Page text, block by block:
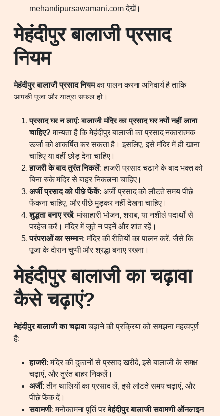
mehandipursawamani.com देखें।
मेहंदीपुर बालाजी प्रसाद
नियम
मेहंदीपुर बालाजी प्रसाद नियमका पालन करना अनिवार्य है ताकि
आपकी पूजा और यात्रा सफल हो।
प्रसाद घर न लाएं:बालाजी मंदिर का प्रसाद घर क्यों नहीं लाना
चाहिए? मान्यता है कि मेहंदीपुर बालाजी का प्रसाद नकारात्मक
ऊर्जा को आकर्षित कर सकता है। इसलिए, इसे मंदिर में ही खाना
चाहिए या वहीं छोड़ देना चाहिए।
हाजरी के बाद तुरंत निकलें: हाजरी प्रसाद चढ़ाने के बाद भक्त को
बिना रुके मंदिर से बाहर निकलना चाहिए।
अर्जी प्रसाद को पीछे फेंकें: अर्जी प्रसाद को लौटते समय पीछे
फेंकना चाहिए, और पीछे मुड़कर नहीं देखना चाहिए।
शुद्धता बनाए रखें: मांसाहारी भोजन, शराब, या नशीले पदार्थों से
परहेज करें। मंदिर में जूते न पहनें और शांत रहें।
परंपराओं का सम्मान: मंदिर की रीतियों का पालन करें, जैसे कि
पूजा के दौरान चुप्पी और श्रद्धा बनाए रखना।
मेहंदीपुर बालाजी का चढ़ावा
कैसे चढ़ाएं?
मेहंदीपुर बालाजी का चढ़ावाचढ़ाने की प्रक्रिया को समझना महत्वपूर्ण
है:
हाजरी: मंदिर की दुकानों से प्रसाद खरीदें, इसे बालाजी के समक्ष
चढ़ाएं, और तुरंत बाहर निकलें।
अर्जी: तीन थालियों का प्रसाद लें, इसे लौटते समय चढ़ाएं, और
पीछे फेंक दें।
सवामणी: मनोकामना पूर्ति परमेहंदीपुर बालाजी सवामणी ऑनलाइन